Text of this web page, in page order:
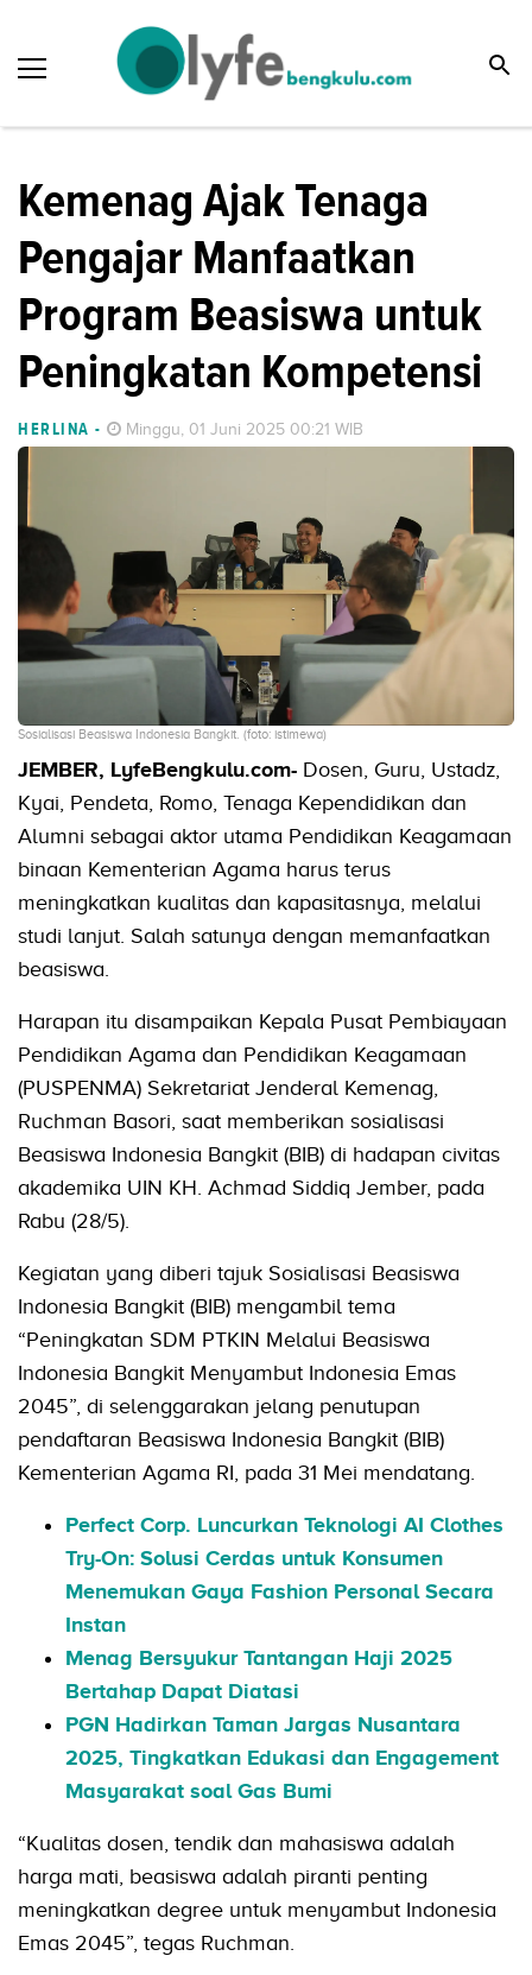
Kemenag Ajak Tenaga
Pengajar Manfaatkan
Program Beasiswa untuk
Peningkatan Kompetensi
HERLINA - Minggu, 01 Juni 2025 00:21 WIB
Sosialisasi Beasiswa Indonesia Bangkit. (foto: istimewa)
JEMBER, LyfeBengkulu.com- Dosen, Guru, Ustadz,
Kyai, Pendeta, Romo, Tenaga Kependidikan dan
Alumni sebagai aktor utama Pendidikan Keagamaan
binaan Kementerian Agama harus terus
meningkatkan kualitas dan kapasitasnya, melalui
studi lanjut. Salah satunya dengan memanfaatkan
beasiswa.
Harapan itu disampaikan Kepala Pusat Pembiayaan
Pendidikan Agama dan Pendidikan Keagamaan
(PUSPENMA) Sekretariat Jenderal Kemenag,
Ruchman Basori, saat memberikan sosialisasi
Beasiswa Indonesia Bangkit (BIB) di hadapan civitas
akademika UIN KH. Achmad Siddiq Jember, pada
Rabu (28/5).
Kegiatan yang diberi tajuk Sosialisasi Beasiswa
Indonesia Bangkit (BIB) mengambil tema
“Peningkatan SDM PTKIN Melalui Beasiswa
Indonesia Bangkit Menyambut Indonesia Emas
2045”, di selenggarakan jelang penutupan
pendaftaran Beasiswa Indonesia Bangkit (BIB)
Kementerian Agama RI, pada 31 Mei mendatang.
Perfect Corp. Luncurkan Teknologi AI Clothes
Try-On: Solusi Cerdas untuk Konsumen
Menemukan Gaya Fashion Personal Secara
Instan
Menag Bersyukur Tantangan Haji 2025
Bertahap Dapat Diatasi
PGN Hadirkan Taman Jargas Nusantara
2025, Tingkatkan Edukasi dan Engagement
Masyarakat soal Gas Bumi
“Kualitas dosen, tendik dan mahasiswa adalah
harga mati, beasiswa adalah piranti penting
meningkatkan degree untuk menyambut Indonesia
Emas 2045”, tegas Ruchman.